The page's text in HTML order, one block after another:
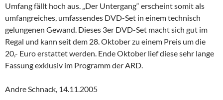
Umfang fällt hoch aus. „Der Untergang“ erscheint somit als
umfangreiches, umfassendes DVD-Set in einem technisch
gelungenen Gewand. Dieses 3er DVD-Set macht sich gut im
Regal und kann seit dem 28. Oktober zu einem Preis um die
20,- Euro erstattet werden. Ende Oktober lief diese sehr lange
Fassung exklusiv im Programm der ARD.
Andre Schnack, 14.11.2005